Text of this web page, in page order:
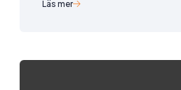
Läs mer